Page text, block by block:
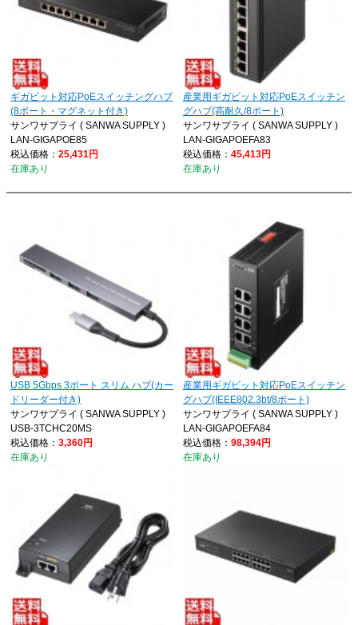
ギガビット対応PoEスイッチングハブ
(8ポート・マグネット付き)
サンワサプライ ( SANWA SUPPLY )
LAN-GIGAPOE85
税込価格： 25,431円
在庫あり
産業用ギガビット対応PoEスイッチン
グハブ(高耐久/8ポート)
サンワサプライ ( SANWA SUPPLY )
LAN-GIGAPOEFA83
税込価格： 45,413円
在庫あり
USB 5Gbps 3ポート スリム ハブ(カー
ドリーダー付き)
サンワサプライ ( SANWA SUPPLY )
USB-3TCHC20MS
税込価格： 3,360円
在庫あり
産業用ギガビット対応PoEスイッチン
グハブ(IEEE802.3bt/8ポート)
サンワサプライ ( SANWA SUPPLY )
LAN-GIGAPOEFA84
税込価格： 98,394円
在庫あり